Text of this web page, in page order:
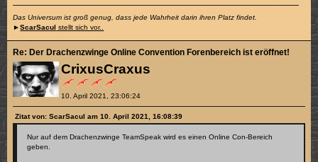
Das Universum ist groß genug, dass jede Wahrheit darin ihren Platz findet.
►ScarSacul stellt sich vor..
CrixusCraxus
10. April 2021, 23:06:24
Re: Der Drachenzwinge Online Convention Forenbereich ist eröffnet!
Zitat von: ScarSacul am 10. April 2021, 16:08:39
Nur auf dem Drachenzwinge TeamSpeak wird es einen Online Con-Bereich
geben.